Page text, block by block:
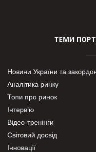
ТЕМИ
Новини України та
Аналітика ринку
Топи про ринок
Інтерв’ю
Відео-тренінги
Світовий досвід
Інновації